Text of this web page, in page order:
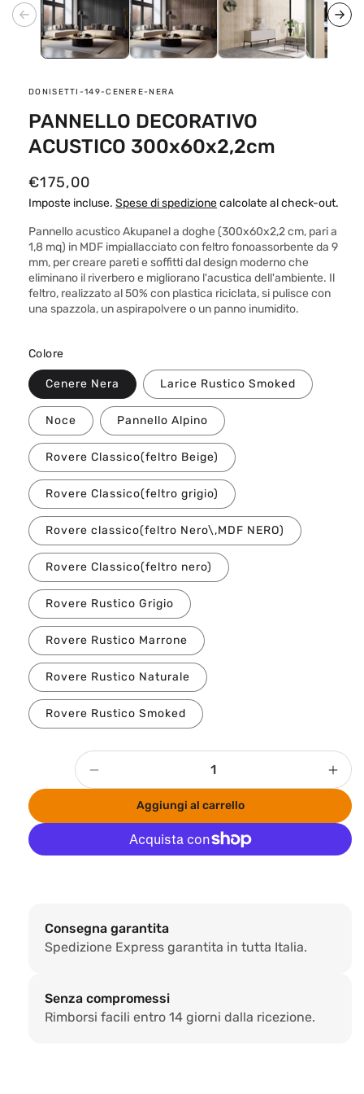
SKU:
DONISETTI-149-CENERE-NERA
PANNELLO DECORATIVO
ACUSTICO 300x60x2,2cm
P
r
e
z
z
o
d
l
i
s
t
i
n
o
€175,00
Imposte incluse. Spese di spedizionecalcolate al check-out.
Pannello acustico Akupanel a doghe (300x60x2,2 cm, pari a
1,8 mq) in MDF impiallacciato con feltro fonoassorbente da 9
mm, per creare pareti e soffitti dal design moderno che
eliminano il riverbero e migliorano l'acustica dell'ambiente. Il
feltro, realizzato al 50% con plastica riciclata, si pulisce con
una spazzola, un aspirapolvere o un panno inumidito.
Colore
Cenere Nera Larice Rustico Smoked
Noce Pannello Alpino
Rovere Classico(feltro Beige)
Rovere Classico(feltro grigio)
Rovere classico(feltro Nero\,MDF NERO)
Rovere Classico(feltro nero)
Rovere Rustico Grigio
Rovere Rustico Marrone
Rovere Rustico Naturale
Rovere Rustico Smoked
Quantità
PANNELLO
DECORATIVO
per
Aggiungi al carrello
Consegna garantita
Spedizione Express garantita in tutta Italia.
Senza compromessi
Rimborsi facili entro 14 giorni dalla ricezione.